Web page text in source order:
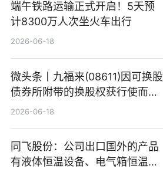
端午铁路运输正式开启！5天预
计8300万人次坐火车出行
2026-06-18
微头条丨九福来(08611)因可换股
债券所附带的换股权获行使而发
行5200万股
2026-06-18
同飞股份：公司出口国外的产品
有液体恒温设备、电气箱恒温装